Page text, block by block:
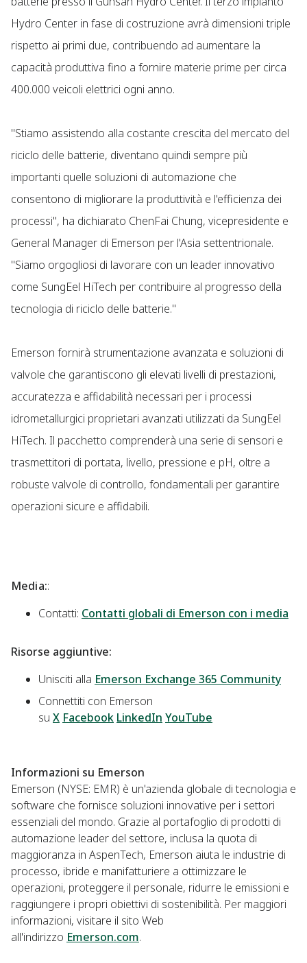
Hydro Center in fase di costruzione avrà dimensioni triple
rispetto ai primi due, contribuendo ad aumentare la
capacità produttiva fino a fornire materie prime per circa
400.000 veicoli elettrici ogni anno.
"Stiamo assistendo alla costante crescita del mercato del
riciclo delle batterie, diventano quindi sempre più
importanti quelle soluzioni di automazione che
consentono di migliorare la produttività e l'efficienza dei
processi", ha dichiarato ChenFai Chung, vicepresidente e
General Manager di Emerson per l'Asia settentrionale.
"Siamo orgogliosi di lavorare con un leader innovativo
come SungEel HiTech per contribuire al progresso della
tecnologia di riciclo delle batterie."
Emerson fornirà strumentazione avanzata e soluzioni di
valvole che garantiscono gli elevati livelli di prestazioni,
accuratezza e affidabilità necessari per i processi
idrometallurgici proprietari avanzati utilizzati da SungEel
HiTech. Il pacchetto comprenderà una serie di sensori e
trasmettitori di portata, livello, pressione e pH, oltre a
robuste valvole di controllo, fondamentali per garantire
operazioni sicure e affidabili.
Media::
Contatti: Contatti globali di Emerson con i media
Risorse aggiuntive:
Unisciti alla Emerson Exchange 365 Community
Connettiti con Emerson
su X Facebook LinkedIn YouTube
Informazioni su Emerson
Emerson (NYSE: EMR) è un'azienda globale di tecnologia e
software che fornisce soluzioni innovative per i settori
essenziali del mondo. Grazie al portafoglio di prodotti di
automazione leader del settore, inclusa la quota di
maggioranza in AspenTech, Emerson aiuta le industrie di
processo, ibride e manifatturiere a ottimizzare le
operazioni, proteggere il personale, ridurre le emissioni e
raggiungere i propri obiettivi di sostenibilità. Per maggiori
informazioni, visitare il sito Web
all'indirizzo Emerson.com.